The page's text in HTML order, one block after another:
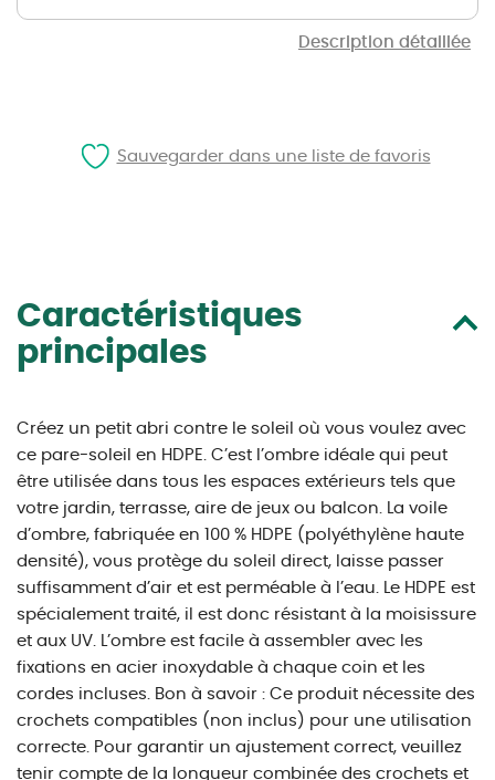
Description détaillée
Caractéristiques
principales
Créez un petit abri contre le soleil où vous voulez avec
ce pare-soleil en HDPE. C’est l’ombre idéale qui peut
être utilisée dans tous les espaces extérieurs tels que
votre jardin, terrasse, aire de jeux ou balcon. La voile
d’ombre, fabriquée en 100 % HDPE (polyéthylène haute
densité), vous protège du soleil direct, laisse passer
suffisamment d’air et est perméable à l’eau. Le HDPE est
spécialement traité, il est donc résistant à la moisissure
et aux UV. L’ombre est facile à assembler avec les
fixations en acier inoxydable à chaque coin et les
cordes incluses. Bon à savoir : Ce produit nécessite des
crochets compatibles (non inclus) pour une utilisation
correcte. Pour garantir un ajustement correct, veuillez
tenir compte de la longueur combinée des crochets et
Sauvegarder dans une liste de favoris